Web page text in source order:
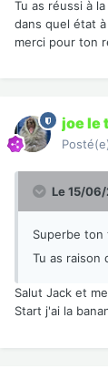
Tu as réussi à
dans quel état à
merci pour ton
joe le
Le 15/06/
Superbe ton
Tu as raison
Salut Jack et
Start j'ai la